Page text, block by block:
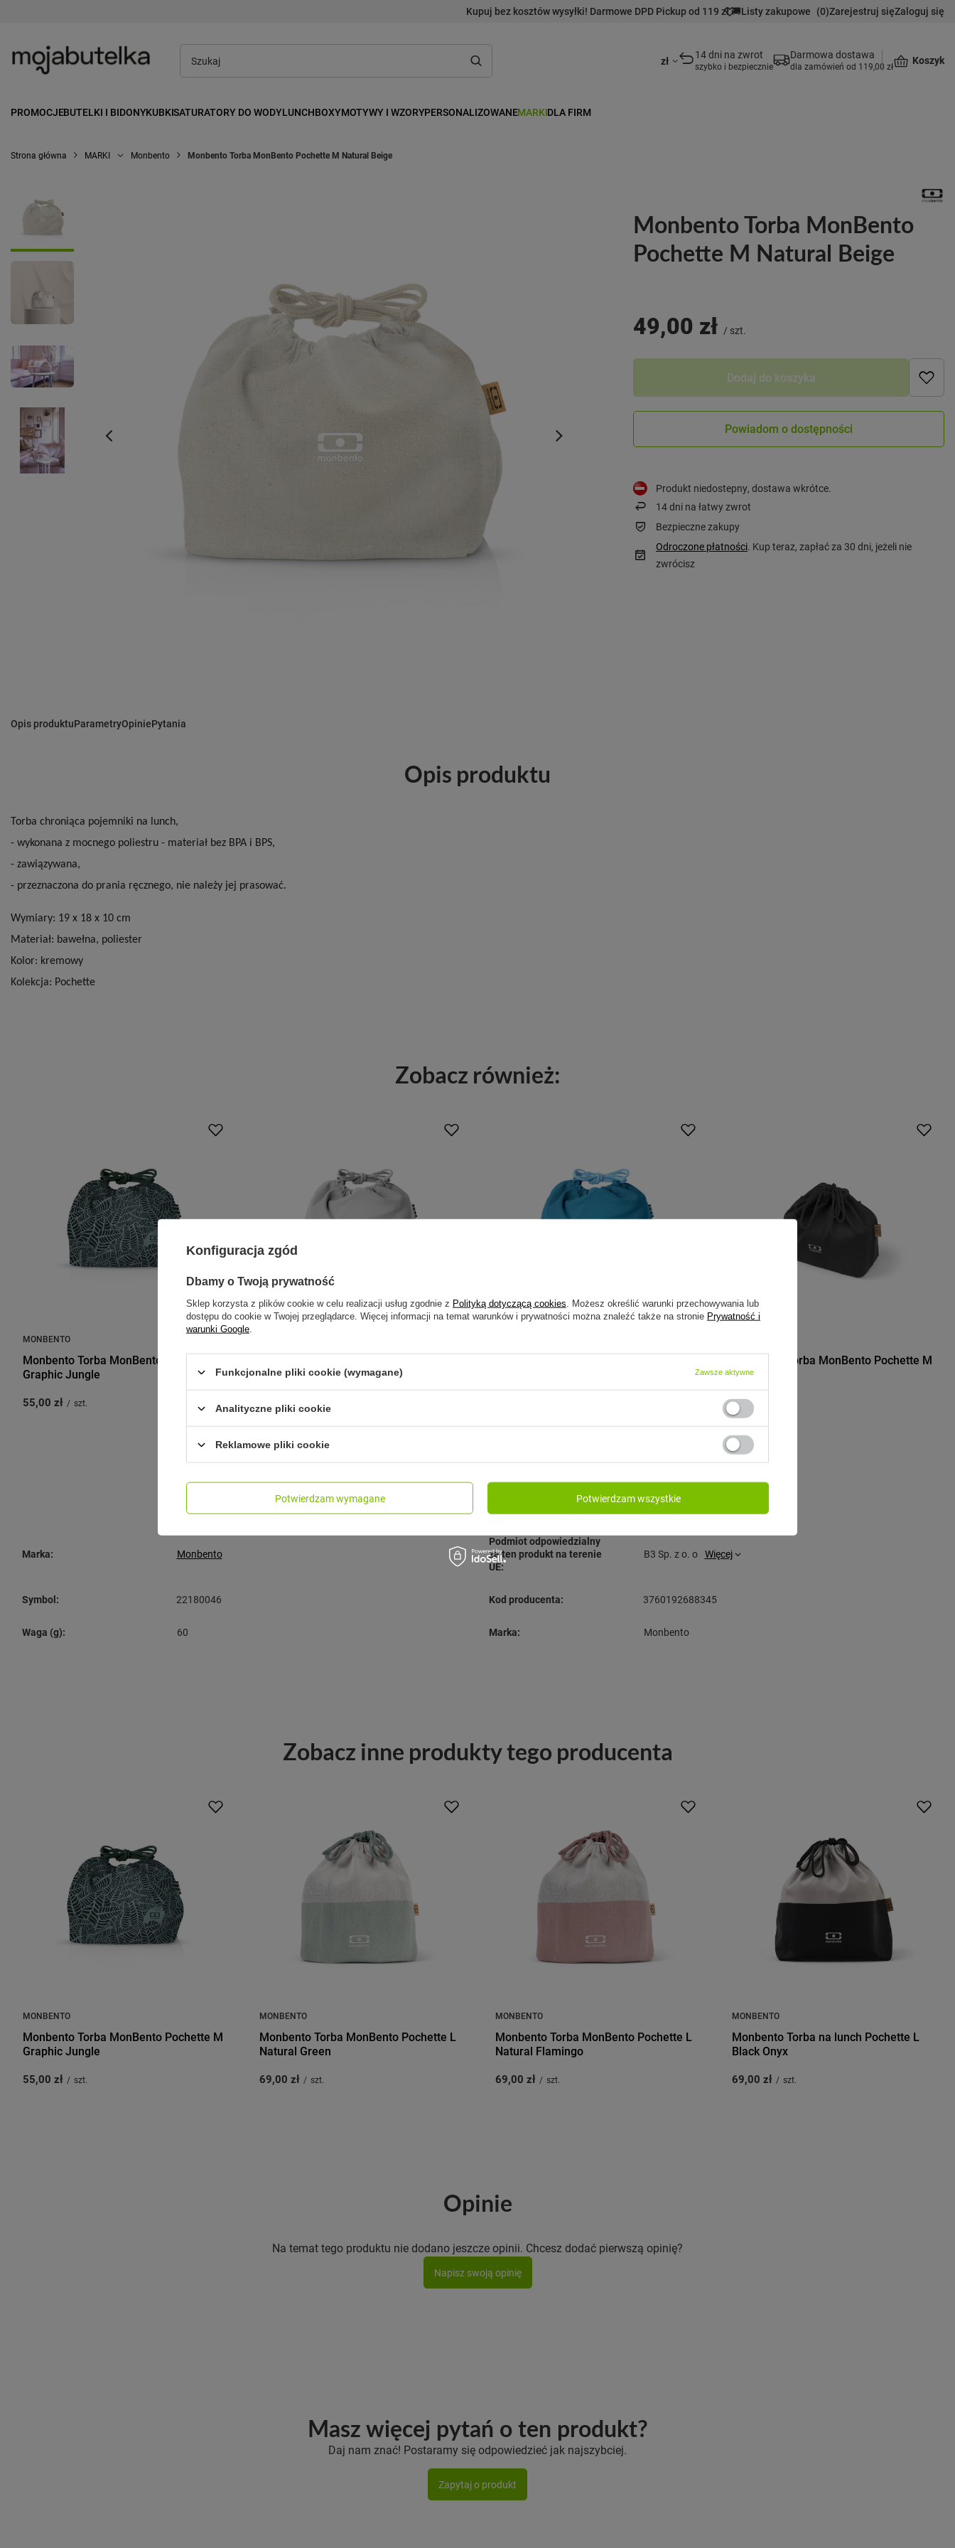
Kupuj bez kosztów wysyłki! Darmowe DPD Pickup od 119 zł 🚚Listy zakupowe (0)Zarejestruj sięZaloguj się
zł 14 dni na zwrot
szybko i bezpiecznie
Darmowa dostawa
dla zamówień od 119,00 zł Koszyk
PROMOCJEBUTELKI I BIDONYKUBKISATURATORY DO WODYLUNCHBOXYMOTYWY I WZORYPERSONALIZOWANEMARKIDLA FIRM
Strona główna MARKI Monbento Monbento Torba MonBento Pochette M Natural Beige
Monbento Torba MonBento
Pochette M Natural Beige
49,00 zł / szt.
Dodaj do koszyka
Powiadom o dostępności
Produkt niedostepny, dostawa wkrótce
14dni na łatwy zwrot
Bezpieczne zakupy
Odroczone płatności. Kup teraz, zapłać za 30 dni, jeżeli nie
zwrócisz
Opis produktuParametryOpiniePytania
Opis produktu
Torba chroniąca pojemniki na lunch,
- wykonana z mocnego poliestru - materiał bez BPA i BPS,
- zawiązywana,
- przeznaczona do prania ręcznego, nie należy jej prasować.
Wymiary: 19 x 18 x 10 cm
Materiał: bawełna, poliester
Kolor: kremowy
Kolekcja: Pochette
Zobacz również:
MONBENTO
Monbento Torba MonBento Pochette M
Graphic Jungle
55,00 zł / szt.
Grey Coton
49,00 zł szt.
Monbento Torba MonBento Pochette M
Black Onyx
47,99 zł
Parametry
Marka: Monbento
Podmiot odpowiedzialny
za ten produkt na terenie
UE:
B3 Sp. z o. o Więcej
Symbol: 22180046 Kod producenta: 3760192688345
Waga (g): 60 Marka: Monbento
Zobacz inne produkty tego producenta
MONBENTO
Monbento Torba MonBento Pochette M
Graphic Jungle
55,00 zł / szt.
MONBENTO
Monbento Torba MonBento Pochette L
Natural Green
69,00 zł / szt.
MONBENTO
Monbento Torba MonBento Pochette L
Natural Flamingo
69,00 zł / szt.
MONBENTO
Monbento Torba na lunch Pochette L
Black Onyx
69,00 zł / szt.
Opinie
Na temat tego produktu nie dodano jeszcze opinii. Chcesz dodać pierwszą opinię?
Napisz swoją opinię
Masz więcej pytań o ten produkt?
Daj nam znać! Postaramy się odpowiedzieć jak najszybciej.
Zapytaj o produkt
Konfiguracja zgód
Dbamy o Twoją prywatność
Sklep korzysta z plików cookie w celu realizacji usług zgodnie z Polityką dotyczącą cookies . Możesz określić warunki przechowywania lub
dostępu do cookie w Twojej przeglądarce. Więcej informacji na temat warunków i prywatności można znaleźć także na stronie Prywatność i
warunki Google
Funkcjonalne pliki cookie (wymagane) Zawsze aktywne
Analityczne pliki cookie
Reklamowe pliki cookie
Potwierdzam wymagane Potwierdzam wszystkie